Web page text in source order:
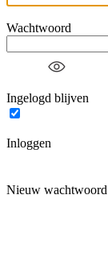
Wachtwoord
Ingelogd blijven
Inloggen
Nieuw wachtwoord